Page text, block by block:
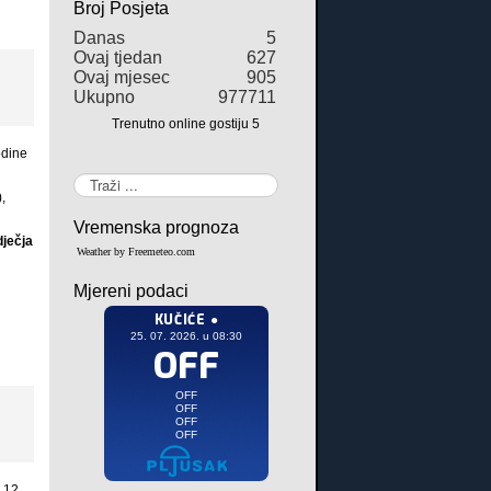
Broj Posjeta
Danas
5
Ovaj tjedan
627
Ovaj mjesec
905
Ukupno
977711
Trenutno online gostiju 5
Traži...
Vremenska prognoza
Weather by Freemeteo.com
Mjereni podaci